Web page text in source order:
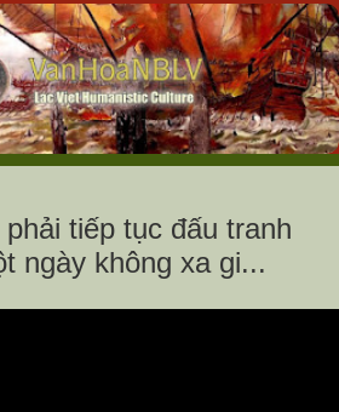
tiếp tục đấu tranh
ngày không xa gi...